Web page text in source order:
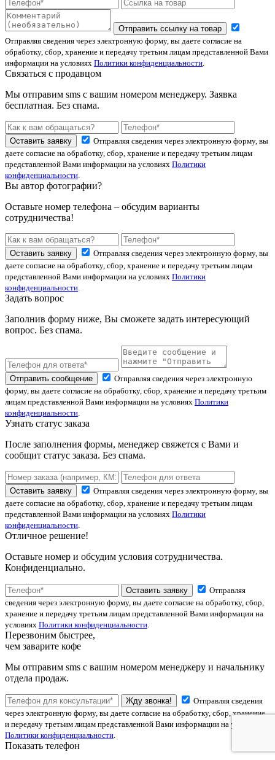
Отправить ссылку на товар
Отправляя сведения через электронную форму, вы даете согласие на
обработку, сбор, хранение и передачу третьим лицам представленной Вами
информации на условиях Политики конфиденциальности.
Связаться с продавцом
Мы отправим sms с вашим номером менеджеру. Заявка
бесплатная. Без спама.
Оставить заявку
Отправляя сведения через электронную форму, вы
даете согласие на обработку, сбор, хранение и передачу третьим лицам
представленной Вами информации на условиях Политики
конфиденциальности.
Вы автор фотографии?
Оставьте номер телефона – обсудим варианты
сотрудничества!
Оставить заявку
Отправляя сведения через электронную форму, вы
даете согласие на обработку, сбор, хранение и передачу третьим лицам
представленной Вами информации на условиях Политики
конфиденциальности.
Задать вопрос
Заполнив форму ниже, Вы сможете задать интересующий
вопрос. Без спама.
Отправить сообщение
Отправляя сведения через электронную
форму, вы даете согласие на обработку, сбор, хранение и передачу третьим
лицам представленной Вами информации на условиях Политики
конфиденциальности.
Узнать статус заказа
После заполнения формы, менеджер свяжется с Вами и
сообщит статус заказа. Без спама.
Оставить заявку
Отправляя сведения через электронную форму, вы
даете согласие на обработку, сбор, хранение и передачу третьим лицам
представленной Вами информации на условиях Политики
конфиденциальности.
Отличное решение!
Оставьте номер и обсудим условия сотрудничества.
Конфиденциально.
Оставить заявку
Отправляя
сведения через электронную форму, вы даете согласие на обработку, сбор,
хранение и передачу третьим лицам представленной Вами информации на
условиях Политики конфиденциальности.
Перезвоним быстрее,
чем заварите кофе
Мы отправим sms с вашим номером менеджеру и начальнику
отдела продаж.
Жду звонка!
Отправляя сведения
через электронную форму, вы даете согласие на обработку, сбор, хранение
и передачу третьим лицам представленной Вами информации на условиях
Политики конфиденциальности.
Показать телефон